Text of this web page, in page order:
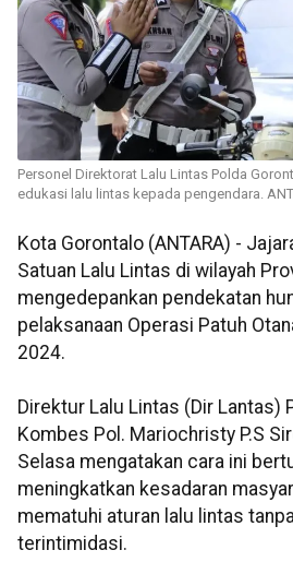
Personel Direktorat Lalu Lintas Polda
edukasi lalu lintas kepada pengendara.
Kota Gorontalo (ANTARA) -
Satuan Lalu Lintas di wilayah
mengedepankan pendekatan
pelaksanaan Operasi Patuh
2024.
Direktur Lalu Lintas (Dir Lantas)
Kombes Pol. Mariochristy P.S
Selasa mengatakan cara ini
meningkatkan kesadaran
mematuhi aturan lalu lintas
terintimidasi.